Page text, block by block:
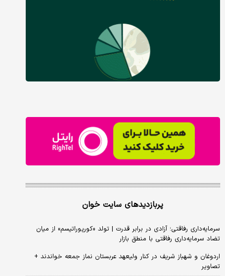
پربازدیدهای سایت خوان
سرمایه‌داری رفاقتی؛ آزادی در برابر قدرت | تولد «کورپوراتیسم» از میان
تضاد سرمایه‌داری رفاقتی با منطق بازار
اردوغان و شهباز شریف در کنار ولیعهد عربستان نماز جمعه خواندند +
تصاویر